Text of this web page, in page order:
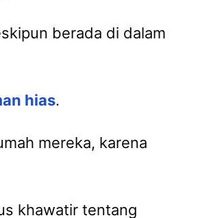
berada di dalam
hias.
mereka, karena
khawatir tentang